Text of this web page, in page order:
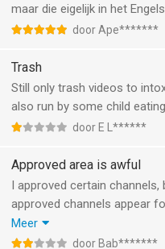
maar die eigelijk in het
door Ape*******
Trash
Still only trash videos to
also run by some child
door E L******
Approved area is awful
I approved certain channels,
approved channels appear
try to push one type of
that I’ve not approved.. I
Meer
door Bab*******